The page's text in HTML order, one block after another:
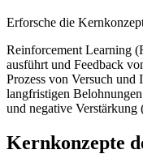
Erforsche die
Reinforcement Learning
ausführt und Feedback
Prozess von Versuch und
langfristigen
und negative
Kernkonzepte